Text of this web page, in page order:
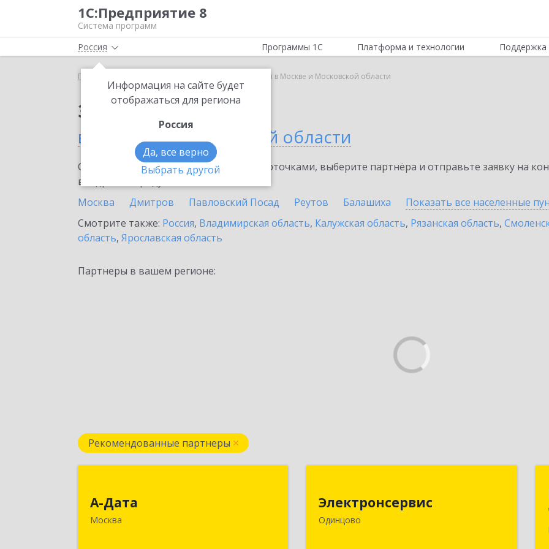
1С:Предприятие 8
Система программ
Россия
Информация на сайте будет
отображаться для региона
Россия
Да, все верно
Выбрать другой
Программы 1С Платформа и технологии Поддержка
Главная 1С-Товары в Москве и Московской области
Заказать 1С-Товары
в Москве и Московской области
Ознакомьтесь с информационными карточками, выберите партнёра и отправьте заявку на
внедрение продукта.
Москва
Дмитров Павловский Посад Реутов Балашиха Показать все населенные
Смотрите также: Россия, Владимирская область, Калужская область, Рязанская область,
область, Ярославская область
Партнеры в вашем регионе:
Рекомендованные партнеры
А-Дата
Москва
121069, Москва г, Хлебный пер, дом №
Электронсервис
Одинцово
143050, Московская обл,
Одинцовский р-н, Большие Вяземы